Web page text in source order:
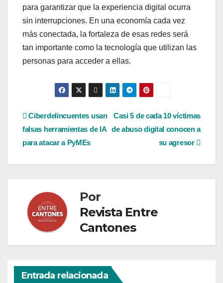
para garantizar que la experiencia digital ocurra
sin interrupciones. En una economía cada vez
más conectada, la fortaleza de esas redes será
tan importante como la tecnología que utilizan las
personas para acceder a ellas.
Navegación
de
entradas
Casi 5 de cada 10 víctimas
de abuso digital conocen a
su agresor
Ciberdelincuentes usan
falsas herramientas de IA
para atacar a PyMEs
Por
Revista Entre
Cantones
Entrada relacionada